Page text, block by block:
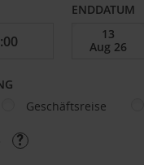
ENDDATUM
Geschäftsreise